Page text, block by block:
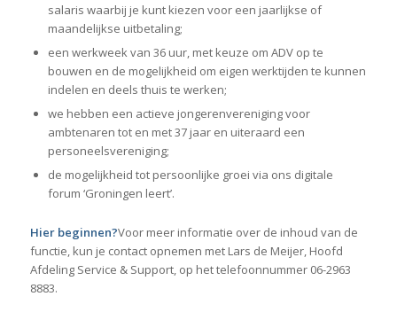
salaris waarbij je kunt kiezen voor een jaarlijkse of
maandelijkse uitbetaling;
een werkweek van 36 uur, met keuze om ADV op te
bouwen en de mogelijkheid om eigen werktijden te kunnen
indelen en deels thuis te werken;
we hebben een actieve jongerenvereniging voor
ambtenaren tot en met 37 jaar en uiteraard een
personeelsvereniging;
de mogelijkheid tot persoonlijke groei via ons digitale
forum ‘Groningen leert’.
Hier beginnen?Voor meer informatie over de inhoud van de
functie, kun je contact opnemen met Lars de Meijer, Hoofd
Afdeling Service & Support, op het telefoonnummer 06-2963
8883.